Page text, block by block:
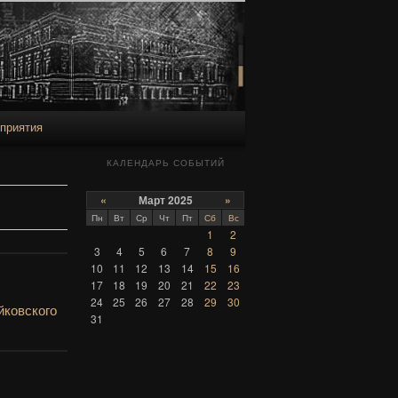
КАЛЕНДАРЬ СОБЫТИЙ
« Март 2025 »
Пн Вт Ср Чт Пт Сб Вс
1
2
3
4 5 6 7 8
9
10
11 12 13 14 15
16
17
18 19 20 21 22
23
24
25 26 27 28 29
30
31